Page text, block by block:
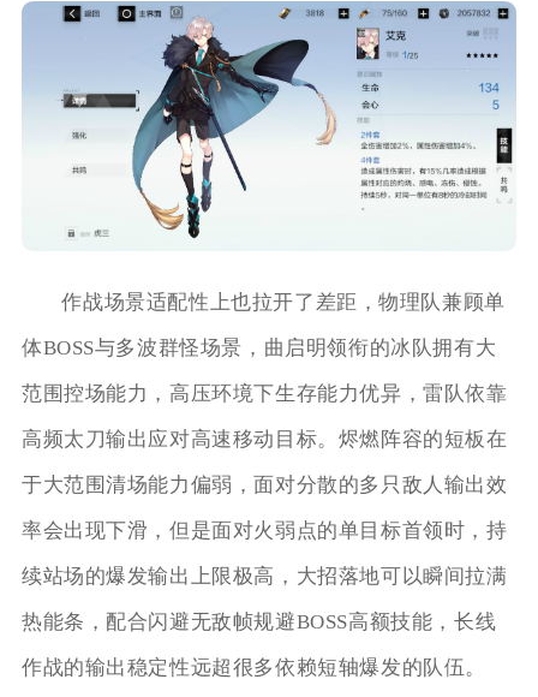
作战场景适配性上也拉开了差距，物理队兼顾单
体BOSS与多波群怪场景，曲启明领衔的冰队拥有大
范围控场能力，高压环境下生存能力优异，雷队依靠
高频太刀输出应对高速移动目标。烬燃阵容的短板在
于大范围清场能力偏弱，面对分散的多只敌人输出效
率会出现下滑，但是面对火弱点的单目标首领时，持
续站场的爆发输出上限极高，大招落地可以瞬间拉满
热能条，配合闪避无敌帧规避BOSS高额技能，长线
作战的输出稳定性远超很多依赖短轴爆发的队伍。